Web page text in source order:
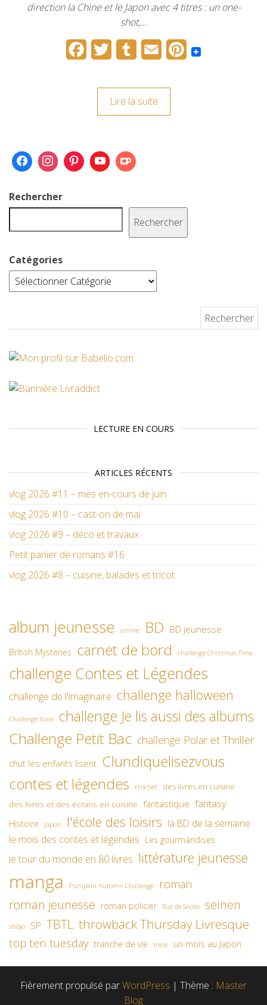
direction la Chine et le Japon avec 4 titres : un one-
shot,…
o
i
m
a
P
t
Lire la suite
Rechercher
Rechercher
Catégories
LECTURE EN COURS
ARTICLES RÉCENTS
vlog 2026 #11 – mes en-cours de juin
vlog 2026 #10 – cast-on de mai
vlog 2026 #9 – déco et travaux
Petit panier de romans #16
vlog 2026 #8 – cuisine, balades et tricot
album jeunesse anime BD BD jeunesse
British Mysteries carnet de bord challenge Christmas Time
challenge Contes et Légendes
challenge de l'imaginaire challenge halloween
Challenge Italie challenge Je lis aussi des albums
Challenge Petit Bac challenge Polar et Thriller
chut les enfants lisent Clundiquelisezvous
contes et légendes
crochet
des livres en cuisine
des livres et des écrans en cuisine fantastique fantasy
Histoire Japon l'école des loisirs la BD de la semaine
le mois des contes et légendes Les gourmandises
le tour du monde en 80 livres littérature jeunesse
manga Pumpkin Automn Challenge roman
roman jeunesse roman policier Rue de Sevres seinen
shôjo SP TBTL throwback Thursday Livresque
top ten tuesday tranche de vie tricot un mois au Japon
Fièrement propulsé parWordPress | Thème : Master
Blog